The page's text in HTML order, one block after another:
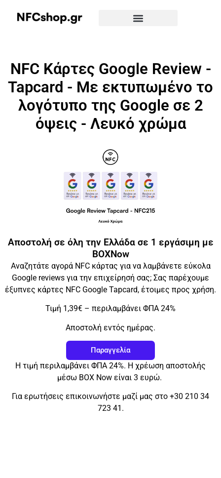
NFC Κάρτες Google Review -
Tapcard - Με εκτυπωμένο το
λογότυπο της Google σε 2
όψεις - Λευκό χρώμα
Αποστολή σε όλη την Ελλάδα σε 1 εργάσιμη με
BOXNow
Αναζητάτε αγορά NFC κάρτας για να λαμβάνετε εύκολα
Google reviews για την επιχείρησή σας; Σας παρέχουμε
έξυπνες κάρτες NFC Google Tapcard, έτοιμες προς χρήση.
Τιμή 1,39€ – περιλαμβάνει ΦΠΑ 24%
Αποστολή εντός ημέρας.
Παραγγελία
Η τιμή περιλαμβάνει ΦΠΑ 24%. Η χρέωση αποστολής
μέσω ΒΟΧ Now είναι 3 ευρώ.
Για ερωτήσεις επικοινωνήστε μαζί μας στο +30 210 34
723 41.